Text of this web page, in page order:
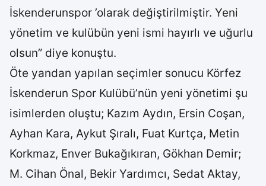
İskenderunspor ’olarak değiştirilmiştir. Yeni
yönetim ve kulübün yeni ismi hayırlı ve uğurlu
olsun” diye konuştu.
Öte yandan yapılan seçimler sonucu Körfez
İskenderun Spor Kulübü’nün yeni yönetimi şu
isimlerden oluştu; Kazım Aydın, Ersin Coşan,
Ayhan Kara, Aykut Şıralı, Fuat Kurtça, Metin
Korkmaz, Enver Bukağıkıran, Gökhan Demir;
M. Cihan Önal, Bekir Yardımcı, Sedat Aktay,